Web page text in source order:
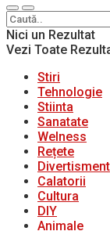
Nici un Rezultat
Vezi Toate
Stiri
Tehnologie
Stiinta
Sanatate
Welness
Rețete
Divertisment
Calatorii
Cultura
DIY
Animale